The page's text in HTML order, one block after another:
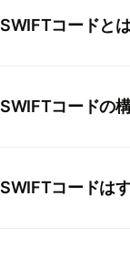
SWIFTコードと
SWIFTコードの
SWIFTコードは